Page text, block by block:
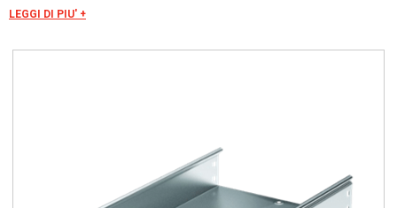
maggiore tenuta ai carichi e consente l’assemblaggio di tutti i
LEGGI DI PIU' +